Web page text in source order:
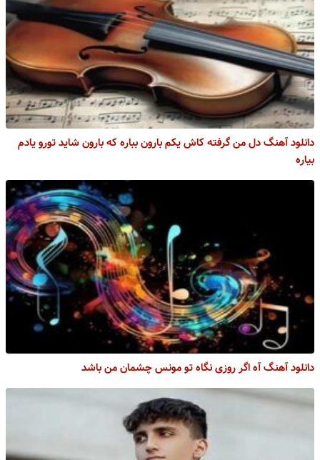
دانلود آهنگ دل من گرفته کاش یکم بارون بباره که بارون شاید تورو یادم
بیاره
دانلود آهنگ آه اگر روزی نگاه تو مونس چشمان من باشد